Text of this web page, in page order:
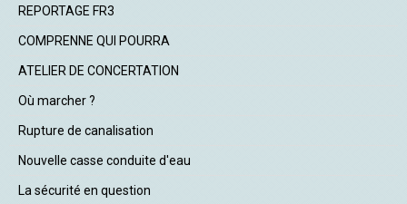
REPORTAGE FR3
COMPRENNE QUI POURRA
ATELIER DE CONCERTATION
Où marcher ?
Rupture de canalisation
Nouvelle casse conduite d'eau
La sécurité en question